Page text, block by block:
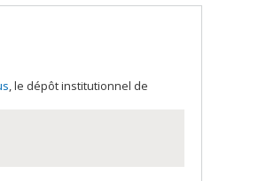
, le dépôt institutionnel de